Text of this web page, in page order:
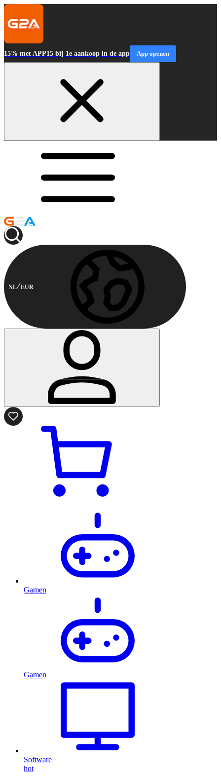
15% met APP15 bij 1e aankoop in de app App openen
NL EUR
Gamen
Gamen
Software
hot